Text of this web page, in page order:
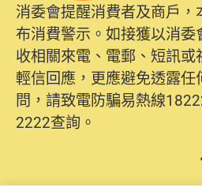
消委會提醒消費者及商戶
布消費警示。如接獲以消委
收相關來電、電郵、短訊
輕信回應，更應避免透露任
問，請致電防騙易熱線
2222查詢。